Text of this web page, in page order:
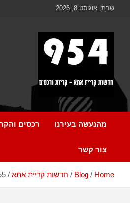
לתוכןשבת, אוגוסט 8, 2026
954 חדשות קריית אתא
כל מה שחדש ומעניין בקריית אתא
מהנעשה בעירנו רכסים
צור קשר
Home
Blog חדשות קריית אתא